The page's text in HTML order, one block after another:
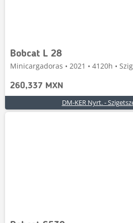
Bobcat L 28
Minicargadoras • 2021 • 4120h •
260,337 MXN
DM-KER Nyrt. -